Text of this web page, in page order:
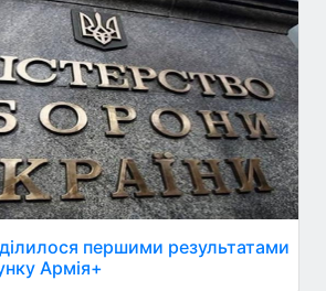
першими результатами
Армія+